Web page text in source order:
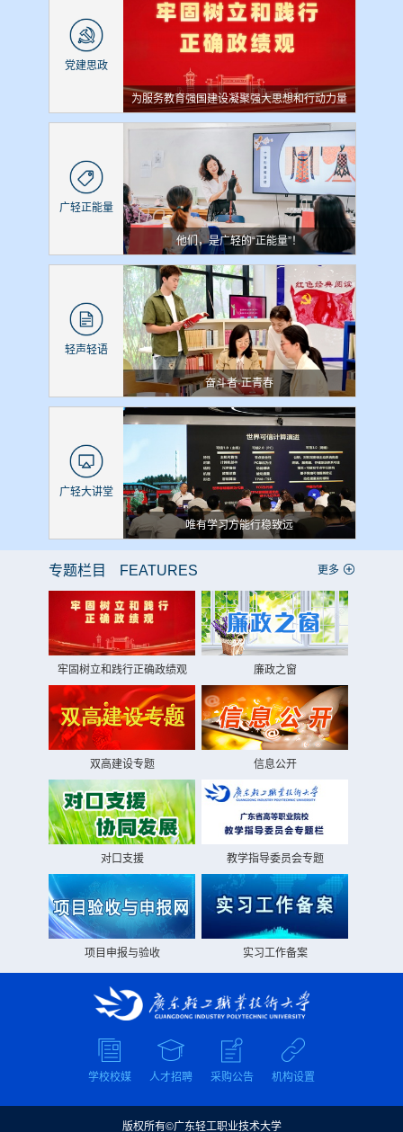
党建思政
为服务教育强国建设凝聚强大思想和行动力量
广轻正能量
他们，是广轻的“正能量”！
轻声轻语
奋斗者·正青春
广轻大讲堂
唯有学习方能行稳致远
专题栏目 FEATURES 更多
牢固树立和践行正确政绩观 廉政之窗
双高建设专题 信息公开
对口支援 教学指导委员会专题
项目申报与验收 实习工作备案
学校校媒 人才招聘 采购公告 机构设置
版权所有©广东轻工职业技术大学